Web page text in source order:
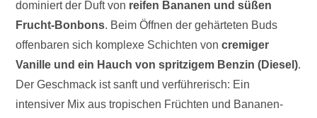
dominiert der Duft von reifen Bananen und süßen
Frucht-Bonbons. Beim Öffnen der gehärteten Buds
offenbaren sich komplexe Schichten voncremiger
Vanille und ein Hauch von spritzigem Benzin (Diesel).
Der Geschmack ist sanft und verführerisch: Ein
intensiver Mix aus tropischen Früchten und Bananen-